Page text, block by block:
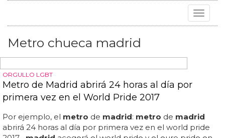
Toggle
Metro chueca madrid